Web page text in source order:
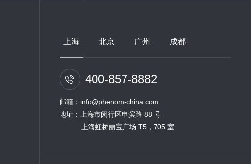
上海 北京 广州 成都
400-857-8882
邮箱：info@phenom-china.com
地址：上海市闵行区申滨路 88 号
上海虹桥丽宝广场 T5，705 室